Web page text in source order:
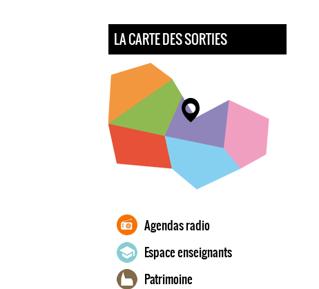
LA CARTE DES SORTIES
Agendas radio
Espace enseignants
Patrimoine